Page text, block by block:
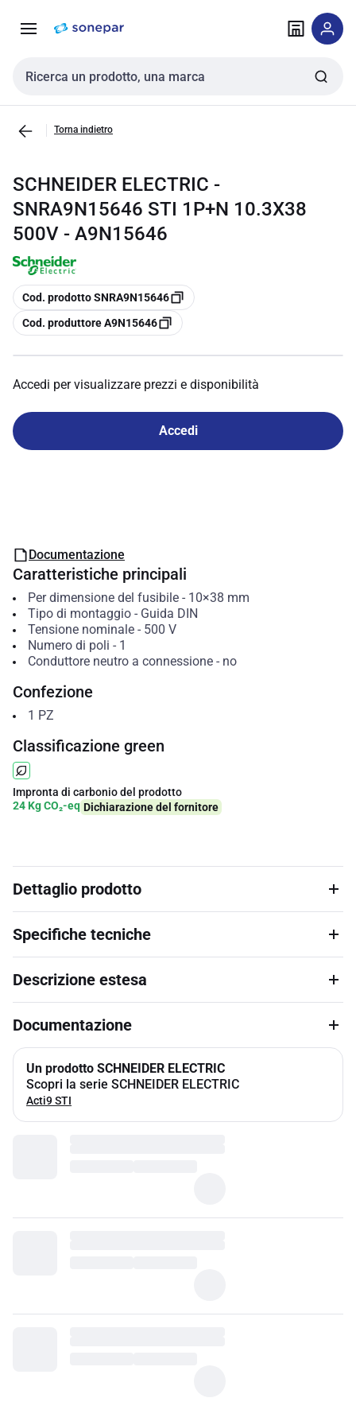
navigazione alla
Cerca input
Torna indietro
SCHNEIDER ELECTRIC -
SNRA9N15646 STI 1P+N 10.3X38
500V - A9N15646
copia
Cod. prodotto SNRA9N15646
copia
Cod. produttore A9N15646
Accedi per visualizzare prezzi e disponibilità
Accedi
Documentazione
Caratteristiche principali
Per dimensione del fusibile- 10×38 mm
Tipo di montaggio- Guida DIN
Tensione nominale- 500 V
Numero di poli - 1
Conduttore neutro a connessione- no
Confezione
1 PZ
Classificazione green
Impronta di carbonio del prodotto
24 Kg CO₂-eq Dichiarazione del fornitore
Dettaglio prodotto
Specifiche tecniche
Descrizione estesa
Documentazione
Un prodotto SCHNEIDER ELECTRIC
Scopri la serie SCHNEIDER ELECTRIC
Acti9 STI